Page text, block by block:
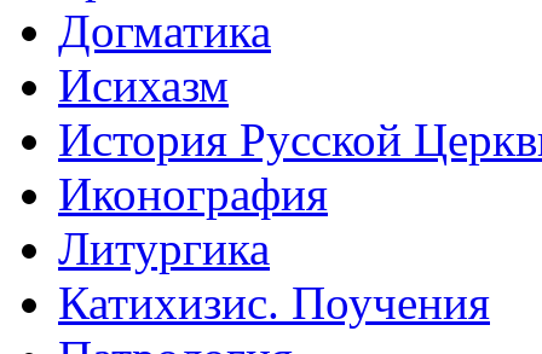
Догматика
Исихазм
История Русской
Иконография
Литургика
Катихизис. Поучения